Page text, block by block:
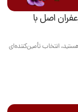
اصل با
انتخاب تأمین‌کننده‌ای